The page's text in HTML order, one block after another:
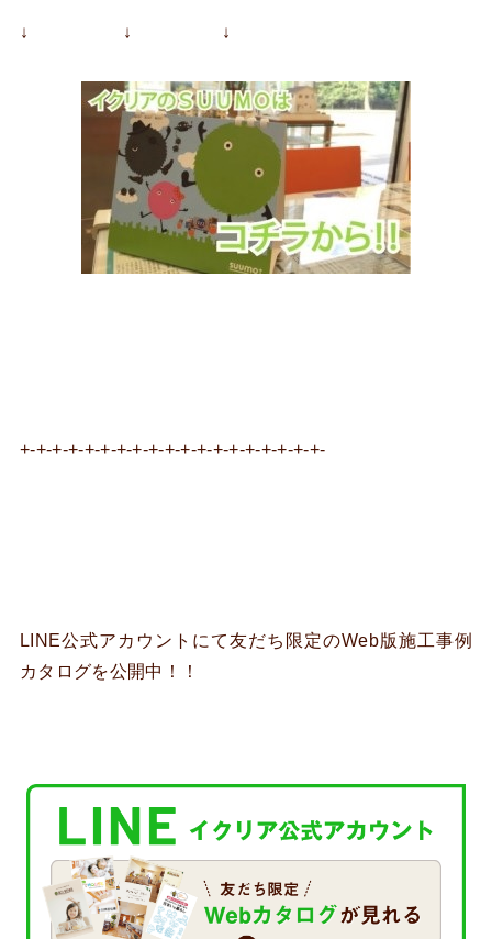
↓ ↓ ↓
+-+-+-+-+-+-+-+-+-+-+-+-+-+-+-+-+-+-+-
LINE公式アカウントにて友だち限定のWeb版施工事例
カタログを公開中！！